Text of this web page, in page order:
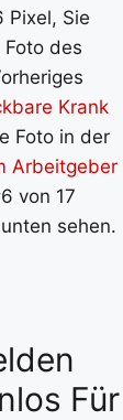
Pixel, Sie
des
Krank
Foto in der
Arbeitgeber
von 17
sehen.
Für